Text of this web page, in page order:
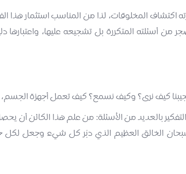
اكتشاف المخلوقات، لذا من المناسب استثمار هذا
المتكررة بل تشجيعه عليها، واعتبارها
كيف نرى؟ وكيف نسمع؟ كيف تعمل أجهزة
التفكير بالعديد من الأسئلة: من علم هذا الكائن أن
سبحان الخالق العظيم الذي دبّر كل شيء وجعل